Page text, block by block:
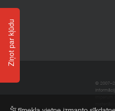
©
Ziņot par kļūdu